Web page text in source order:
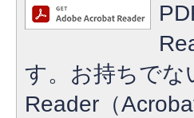
す。お持ちでな
Reader（